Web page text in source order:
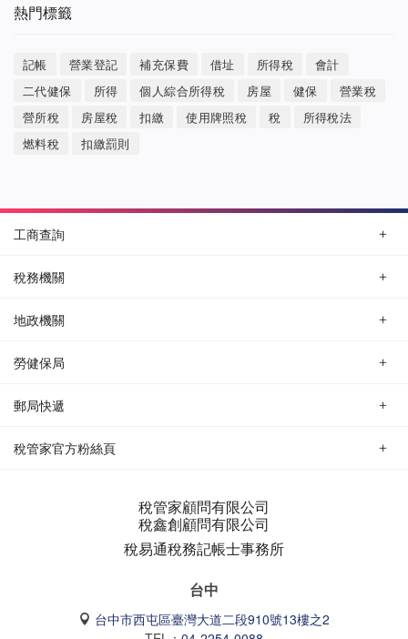
熱門標籤
記帳 營業登記 補充保費 借址 所得稅
會計
二代健保
所得 個人綜合所得稅 房屋 健保
營業稅
營所稅
房屋稅 扣繳 使用牌照稅 稅
所得稅法
燃料稅
扣繳罰則
工商查詢
稅務機關
地政機關
勞健保局
郵局快遞
稅管家官方粉絲頁
稅管家顧問有限公司
稅鑫創顧問有限公司
稅易通稅務記帳士事務所
台中
台中市西屯區臺灣大道二段910號13樓之2